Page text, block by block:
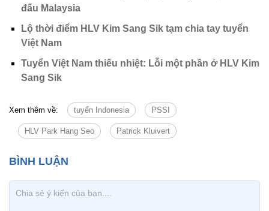
đấu Malaysia
Lộ thời điểm HLV Kim Sang Sik tạm chia tay tuyển
Việt Nam
Tuyển Việt Nam thiếu nhiệt: Lỗi một phần ở HLV Kim
Sang Sik
Xem thêm về: tuyển Indonesia PSSI
HLV Park Hang Seo Patrick Kluivert